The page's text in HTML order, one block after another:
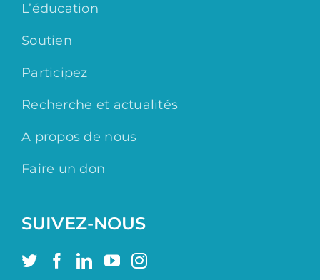
L’éducation
Soutien
Participez
Recherche et actualités
A propos de nous
Faire un don
SUIVEZ-NOUS